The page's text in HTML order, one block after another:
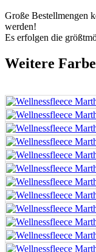
Große Bestellmengen
werden!
Es erfolgen die
Weitere